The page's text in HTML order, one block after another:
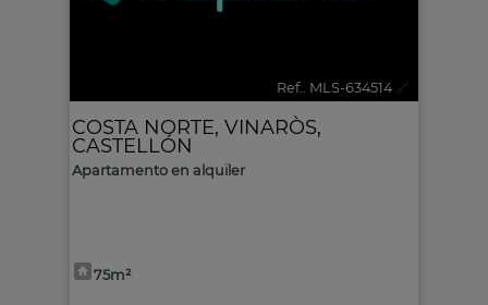
Ref.. MLS-634514 🔗
COSTA NORTE, VINARÒS,
CASTELLÓN
Apartamento en alquiler
75m²